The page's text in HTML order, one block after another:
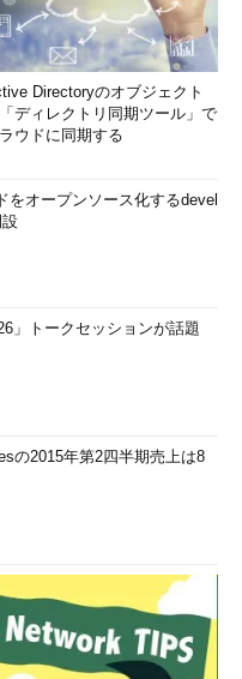
Directoryのオブジェクト
ディレクトリ同期ツール」で
ウドに同期する
をオープンソース化するdevel
」トークセッションが話題
の2015年第2四半期売上は8